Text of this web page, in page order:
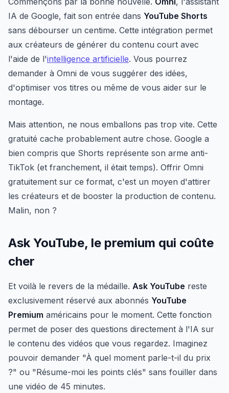
IA de Google, fait son entrée dans YouTube Shorts
sans débourser un centime. Cette intégration permet
aux créateurs de générer du contenu court avec
l'aide de l'intelligence artificielle. Vous pourrez
demander à Omni de vous suggérer des idées,
d'optimiser vos titres ou même de vous aider sur le
montage.
Mais attention, ne nous emballons pas trop vite. Cette
gratuité cache probablement autre chose. Google a
bien compris que Shorts représente son arme anti-
TikTok (et franchement, il était temps). Offrir Omni
gratuitement sur ce format, c'est un moyen d'attirer
les créateurs et de booster la production de contenu.
Malin, non ?
Ask YouTube, le premium qui coûte
cher
Et voilà le revers de la médaille. Ask YouTube reste
exclusivement réservé aux abonnés YouTube
Premium américains pour le moment. Cette fonction
permet de poser des questions directement à l'IA sur
le contenu des vidéos que vous regardez. Imaginez
pouvoir demander "À quel moment parle-t-il du prix
?" ou "Résume-moi les points clés" sans fouiller dans
une vidéo de 45 minutes.